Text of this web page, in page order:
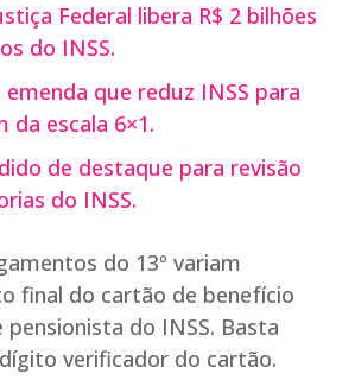
Federal libera R$ 2 bilhões
do INSS.
que reduz INSS para
da escala 6×1.
de destaque para revisão
do INSS.
do 13º variam
final do cartão de benefício
do INSS. Basta
verificador do cartão.